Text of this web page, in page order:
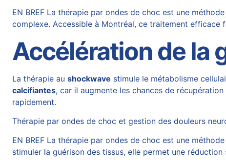
EN BREF La thérapie par ondes de choc est une
complexe. Accessible à Montréal, ce traitement
Accélération de la
La thérapie aushockwave stimule le métabolisme
calcifiantes, car il augmente les chances de
rapidement.
Thérapie par ondes de choc et gestion des douleurs
EN BREF La thérapie par ondes de choc est une
stimuler la guérison des tissus, elle permet une